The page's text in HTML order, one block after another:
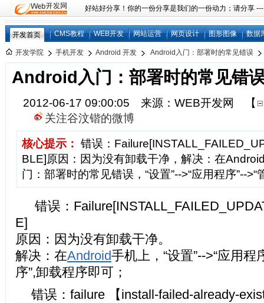
好站好分享！你的一份分享是我们的一份动力；请分享
开发首页 CMS教程 WEB开发 网站运营 网页设计 图形图像 数据
开发学院 手机开发 Android 开发 Android入门：部署时的常见错误
Android入门：部署时的常见错
2012-06-17 09:00:05 来源：WEB开发网
【
关注谷汶锴的微博
核心提示： 错误：
BLE]原因：因为没有卸载干净，解决：在
门：部署时的常见错误，“设置”-->“应用程序”-->“
错误：
E]
原因：因为没有卸载干净。
解决：在Android手机上，“设置”-->“应用程
序”,卸载程序即可；
错误：failure 【install-failed-already-